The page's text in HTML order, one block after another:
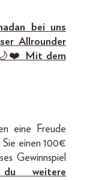
bei uns
Allrounder
🌙❤️ Mit dem
eine Freude
Sie einen 100€
Gewinnspiel
weitere